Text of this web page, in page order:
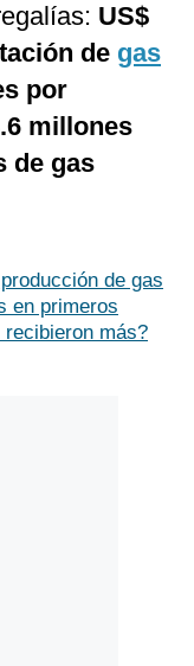
US$
de gas
por
millones
de gas
de gas
en primeros
más?